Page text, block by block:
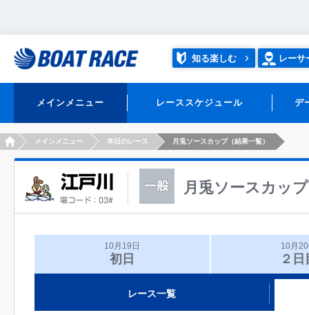
知る楽しむ レーサ
メインメニュー レーススケジュール デ
HOMEメインメニュー 本日のレース 月兎ソースカップ（結果一覧）
月兎ソースカップ
10月19日
初日
10月
２日
レース一覧